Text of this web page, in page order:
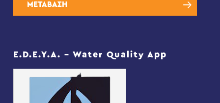
ΜΕΤΑΒΑΣΗ
E.D.E.Y.A. – Water Quality App